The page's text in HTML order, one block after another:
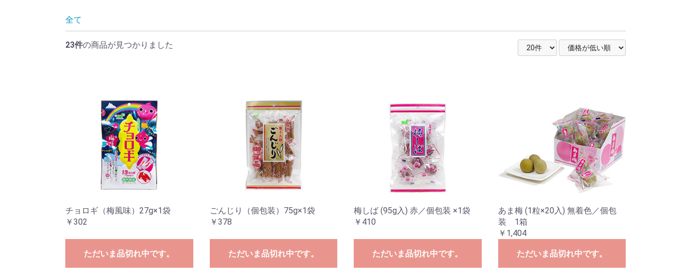
全て
23件の商品が見つかりました
チョロギ（梅風味）27g×1袋
￥302
ただいま品切れ中です。
ごんじり（個包装）75g×1袋
￥378
ただいま品切れ中です。
梅しば (95g入) 赤／個包装 ×1袋
￥410
ただいま品切れ中です。
あま梅 (1粒×20入) 無着色／個包
装 1箱
￥1,404
ただいま品切れ中です。